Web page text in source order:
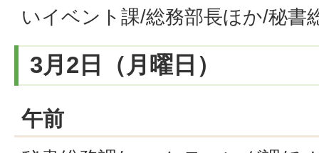
いイベント課/総務部長ほか/秘書
3月2日（月曜日）
午前